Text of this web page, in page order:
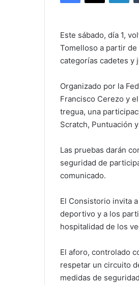
Este sábado, día 1,
Tomelloso a partir de
categorías cadetes y
Organizado por la
Francisco Cerezo y
tregua, una
Scratch, Puntuación
Las pruebas darán
seguridad de
comunicado.
El Consistorio invita
deportivo y a los
hospitalidad de los
El aforo, controlado
respetar un circuito
medidas de